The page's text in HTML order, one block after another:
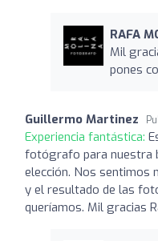
RAFA
Mil
pones
Guillermo Martinez
Experiencia fantástica:
fotógrafo para nuestra
elección. Nos sentimos
y el resultado de las
queríamos. Mil gracias